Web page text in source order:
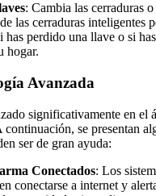
: Cambia las cerraduras o
las cerraduras inteligentes
has perdido una llave o si
hogar.
Avanzada
significativamente en el
se presentan
ser de gran ayuda:
Conectados: Los
conectarse a internet y